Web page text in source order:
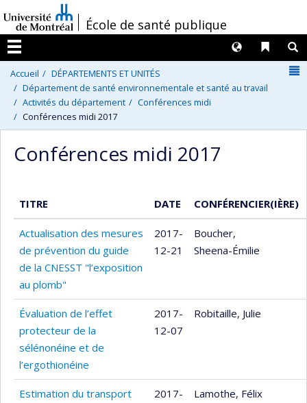
au
contenu
/École de santé publique
Menu
Liens
Langues
Accueil
DÉPARTEMENTS ET UNITÉS
Département de santé environnementale et santé au travail
Activités du département
Conférences midi
Conférences midi 2017
Conférences midi 2017
TITRE DATE CONFÉRENCIER(IÈRE)
Actualisation des mesures
de prévention du guide
de la CNESST "l’exposition
au plomb"
2017-
12-21
Boucher,
Sheena-Émilie
Évaluation de l’effet
protecteur de la
sélénonéine et de
l’ergothionéine
2017-
12-07
Robitaille, Julie
Estimation du transport
2017-
Lamothe, Félix